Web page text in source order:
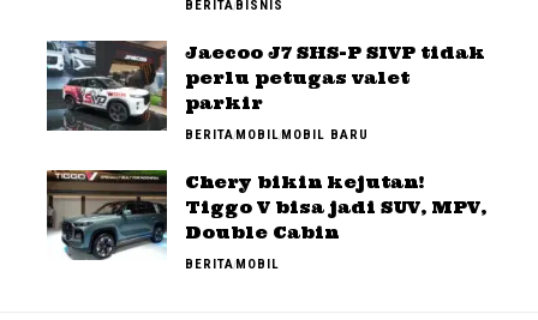
BERITABISNIS
Jaecoo J7 SHS-P SIVP tidak
perlu petugas valet
parkir
BERITAMOBILMOBIL BARU
Chery bikin kejutan!
Tiggo V bisa jadi SUV, MPV,
Double Cabin
BERITAMOBIL